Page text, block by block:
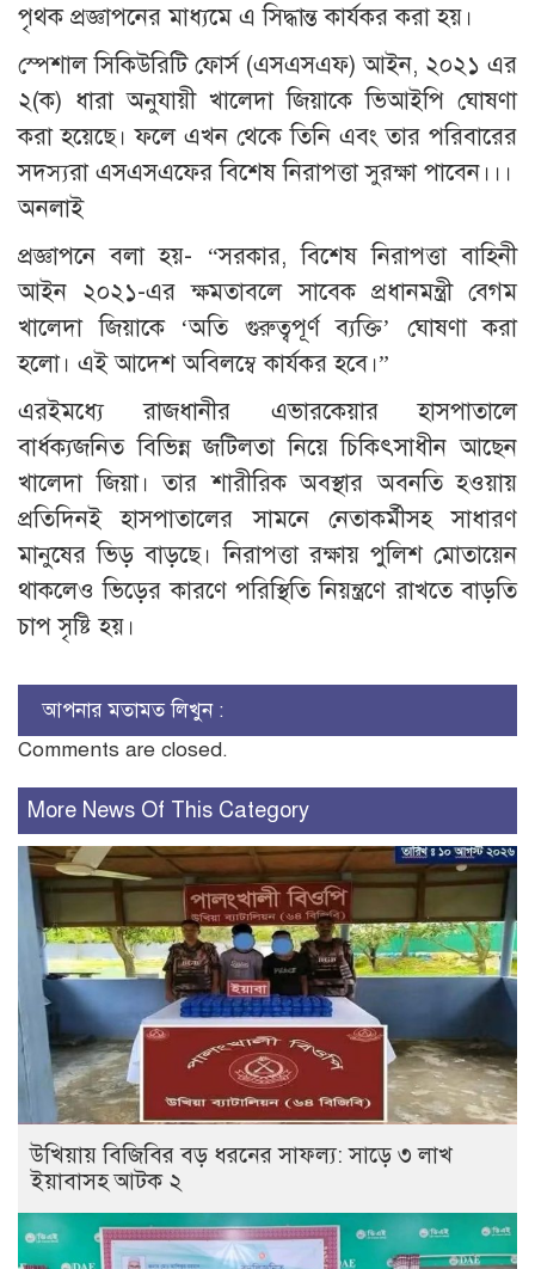
পৃথক প্রজ্ঞাপনের মাধ্যমে এ সিদ্ধান্ত কার্যকর করা হয়।
স্পেশাল সিকিউরিটি ফোর্স (এসএসএফ) আইন, ২০২১ এর
২(ক) ধারা অনুযায়ী খালেদা জিয়াকে ভিআইপি ঘোষণা
করা হয়েছে। ফলে এখন থেকে তিনি এবং তার পরিবারের
সদস্যরা এসএসএফের বিশেষ নিরাপত্তা সুরক্ষা পাবেন।।।
অনলাই
প্রজ্ঞাপনে বলা হয়- “সরকার, বিশেষ নিরাপত্তা বাহিনী
আইন ২০২১-এর ক্ষমতাবলে সাবেক প্রধানমন্ত্রী বেগম
খালেদা জিয়াকে ‘অতি গুরুত্বপূর্ণ ব্যক্তি’ ঘোষণা করা
হলো। এই আদেশ অবিলম্বে কার্যকর হবে।”
এরইমধ্যে রাজধানীর এভারকেয়ার হাসপাতালে
বার্ধক্যজনিত বিভিন্ন জটিলতা নিয়ে চিকিৎসাধীন আছেন
খালেদা জিয়া। তার শারীরিক অবস্থার অবনতি হওয়ায়
প্রতিদিনই হাসপাতালের সামনে নেতাকর্মীসহ সাধারণ
মানুষের ভিড় বাড়ছে। নিরাপত্তা রক্ষায় পুলিশ মোতায়েন
থাকলেও ভিড়ের কারণে পরিস্থিতি নিয়ন্ত্রণে রাখতে বাড়তি
চাপ সৃষ্টি হয়।
আপনার মতামত লিখুন :
Comments are closed.
More News Of This Category
উখিয়ায় বিজিবির বড় ধরনের সাফল্য: সাড়ে ৩ লাখ
ইয়াবাসহ আটক ২